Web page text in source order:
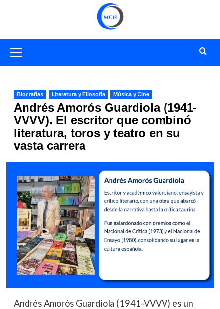
primario
Biografías Literatura y Filosofía Música y Cine
Andrés Amorós Guardiola (1941-
VVVV). El escritor que combinó
literatura, toros y teatro en su
vasta carrera
Andrés Amorós Guardiola (1941-VVVV) es un